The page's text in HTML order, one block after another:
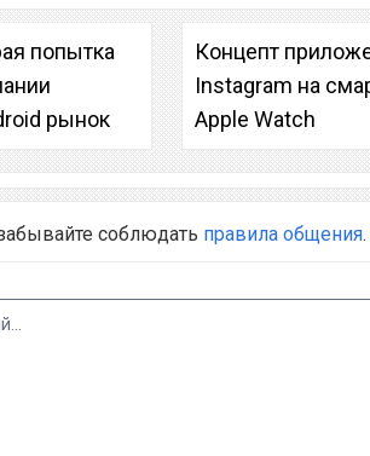
попытка
рынок
Концепт
Instagram на
Apple Watch
соблюдать правила общения.